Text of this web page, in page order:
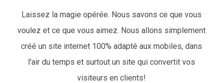
Laissez la magie opérée. Nous savons ce que vous
voulez et ce que vous aimez. Nous allons simplement
créé un site internet 100% adapté aux mobiles, dans
l'air du temps et surtout un site qui convertit vos
visiteurs en clients!